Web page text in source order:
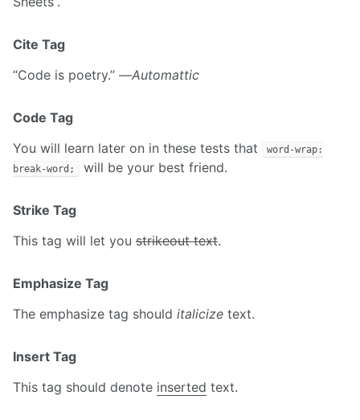
Cite Tag
“Code is poetry.” —Automattic
Code Tag
You will learn later on in these tests that
word-wrap:
break-word;
will be your best friend.
Strike Tag
This tag will let you strikeout text.
Emphasize Tag
The emphasize tag should italicize text.
Insert Tag
This tag should denote inserted text.